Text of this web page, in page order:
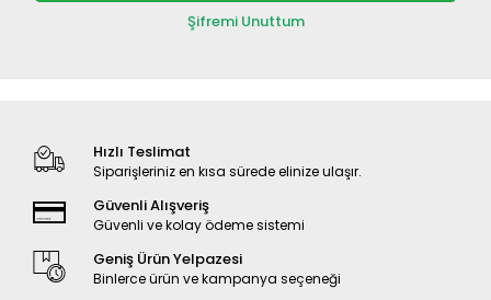
Şifremi Unuttum
Hızlı Teslimat
Siparişleriniz en kısa sürede elinize ulaşır.
Güvenli Alışveriş
Güvenli ve kolay ödeme sistemi
Geniş Ürün Yelpazesi
Binlerce ürün ve kampanya seçeneği